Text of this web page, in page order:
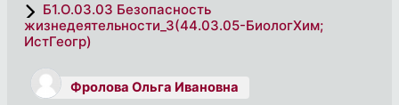
Б1.О.03.03 Безопасность
жизнедеятельности_3(44.03.05-БиологХим;
ИстГеогр)
Фролова Ольга Ивановна